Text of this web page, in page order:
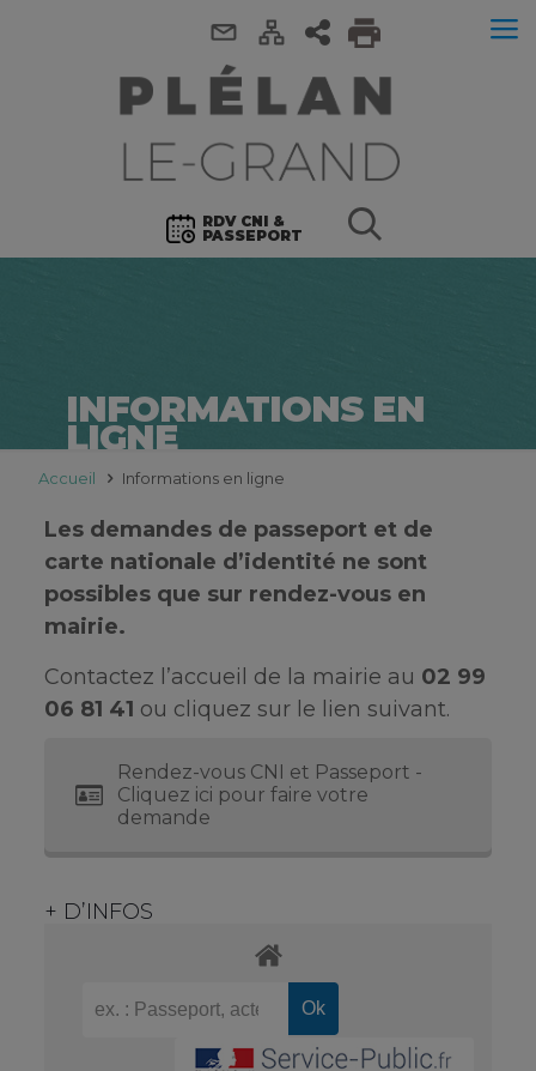
RDV CNI &
PASSEPORT
INFORMATIONS EN
LIGNE
Accueil Informations en ligne
Les demandes de passeport et de
carte nationale d’identité ne sont
possibles que sur rendez-vous en
mairie.
Contactez l’accueil de la mairie au 02 99
06 81 41 ou cliquez sur le lien suivant.
Rendez-vous CNI et Passeport -
Cliquez ici pour faire votre
demande
+ D’INFOS